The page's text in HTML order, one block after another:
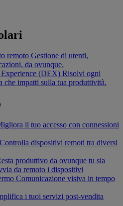
remoto Gestione di utenti,
da ovunque.
(DEX) Risolvi ogni
che impatti sulla tua produttività.
il tuo accesso con connessioni
Controlla dispositivi remoti tra diversi
produttivo da ovunque tu sia
da remoto i dispositivi
Comunicazione visiva in tempo
i tuoi servizi post-vendita